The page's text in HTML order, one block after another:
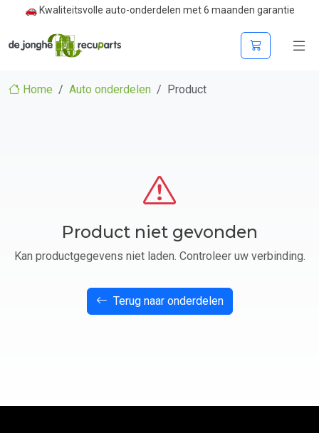
🚗 Kwaliteitsvolle auto-onderdelen met 6 maanden garantie
Home Auto onderdelen Product
Product niet gevonden
Kan productgegevens niet laden. Controleer uw verbinding.
Terug naar onderdelen